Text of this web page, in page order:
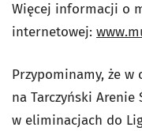
Więcej informacji o
internetowej:
Przypominamy, że w
na Tarczyński Arenie
w eliminacjach do